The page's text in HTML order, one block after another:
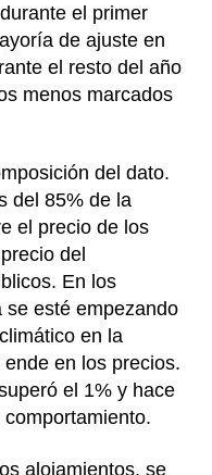
el primer
de ajuste en
el resto del año
menos marcados
del dato.
del 85% de la
el precio de los
del
En los
se esté empezando
en la
en los precios.
el 1% y hace
alojamientos, se